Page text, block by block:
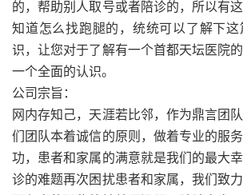
的，帮助别人取号或者陪诊的，所以有
知道怎么找跑腿的，统统可以了解下这
识，让您对于了解有一个首都天坛医院
一个全面的认识。
公司宗旨：
网内存知己，天涯若比邻，作为鼎言团
们团队本着诚信的原则，做着专业的服
功，患者和家属的满意就是我们的最大
诊的难题再次困扰患者和家属，我们致